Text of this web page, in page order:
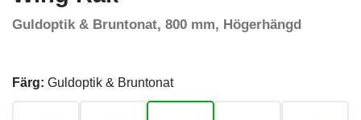
Guldoptik & Bruntonat, 800 mm, Högerhängd
Färg: Guldoptik & Bruntonat